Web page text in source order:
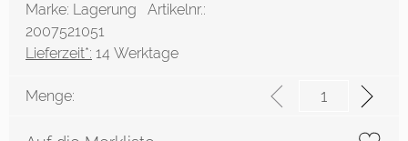
Marke: Lagerung Artikelnr.:
2007521051
Lieferzeit*: 14 Werktage
Menge: